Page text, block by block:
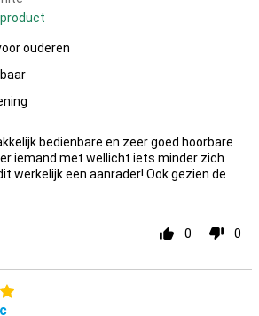
ouderen
bedienbare en zeer goed hoorbare
iemand met wellicht iets minder zich
werkelijk een aanrader! Ook gezien de
0 0